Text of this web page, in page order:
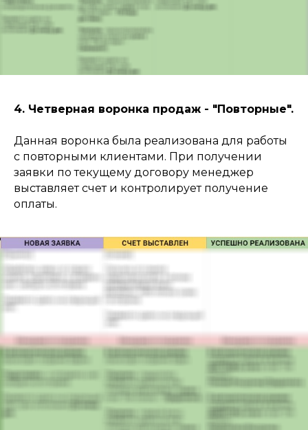
4. Четверная воронка продаж - "Повторные".
Данная воронка была реализована для работы
с повторными клиентами. При получении
заявки по текущему договору менеджер
выставляет счет и контролирует получение
оплаты.